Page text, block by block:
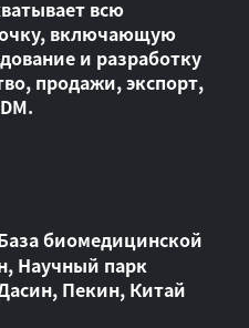
всю
включающую
и разработку
продажи, экспорт,
биомедицинской
Научный парк
Пекин, Китай